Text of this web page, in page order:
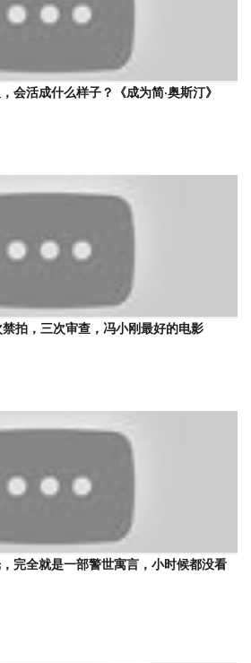
会活成什么样子？《成为简·奥斯汀》
禁拍，三次审查，冯小刚最好的电影
完全就是一部警世寓言，小时候都没看